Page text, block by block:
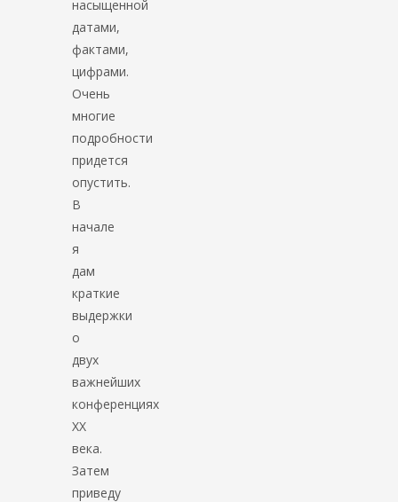
насыщенной
датами,
фактами,
цифрами.
Очень
многие
подробности
придется
опустить.
В
начале
я
дам
краткие
выдержки
о
двух
важнейших
конференциях
XX
века.
Затем
приведу